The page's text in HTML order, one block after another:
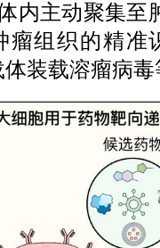
内主动聚集至
瘤组织的精准
装载溶瘤病